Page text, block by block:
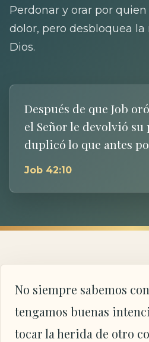
Perdonar y orar por
dolor, pero desbloquea la
Dios.
Después de que Job
el Señor le devolvió
duplicó lo que antes
Job 42:10
No siempre sabemos
tengamos buenas
tocar la herida de otro